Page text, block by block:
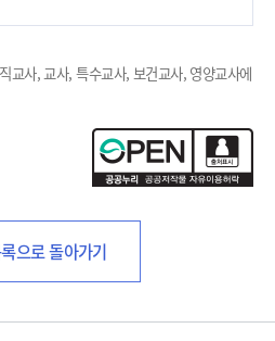
교사, 교사, 특수교사, 보건교사, 영양교사에
으로 돌아가기